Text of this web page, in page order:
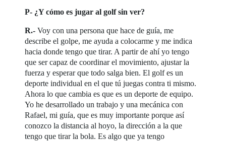
P- ¿Y cómo es jugar al golf sin ver?
R.- Voy con una persona que hace de guía, me
describe el golpe, me ayuda a colocarme y me indica
hacia donde tengo que tirar. A partir de ahí yo tengo
que ser capaz de coordinar el movimiento, ajustar la
fuerza y esperar que todo salga bien. El golf es un
deporte individual en el que tú juegas contra ti mismo.
Ahora lo que cambia es que es un deporte de equipo.
Yo he desarrollado un trabajo y una mecánica con
Rafael, mi guía, que es muy importante porque así
conozco la distancia al hoyo, la dirección a la que
tengo que tirar la bola. Es algo que ya tengo